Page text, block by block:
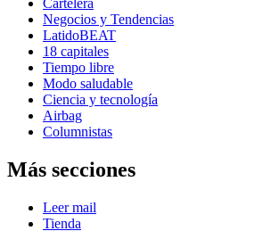
Cartelera
Negocios y Tendencias
LatidoBEAT
18 capitales
Tiempo libre
Modo saludable
Ciencia y tecnología
Airbag
Columnistas
Más secciones
Leer mail
Tienda